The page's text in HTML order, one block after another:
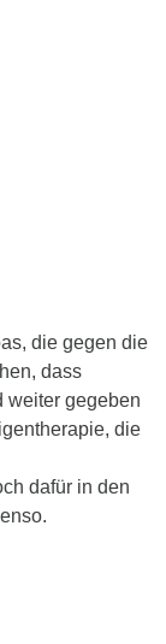
die gegen die
dass
weiter gegeben
die
dafür in den